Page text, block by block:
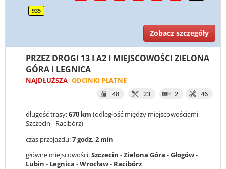
935
Zobacz szczegóły
PRZEZ DROGI 13 I A2 I MIEJSCOWOŚCI ZIELONA
GÓRA I LEGNICA
NAJDŁUŻSZA ODCINKI PŁATNE
48
23 2 46
długość trasy:670 km (odległość między miejscowościami
Szczecin - Racibórz)
czas przejazdu:7 godz. 2 min
główne miejscowości:Szczecin -Zielona Góra -Głogów-
Lubin - Legnica -Wrocław- Racibórz